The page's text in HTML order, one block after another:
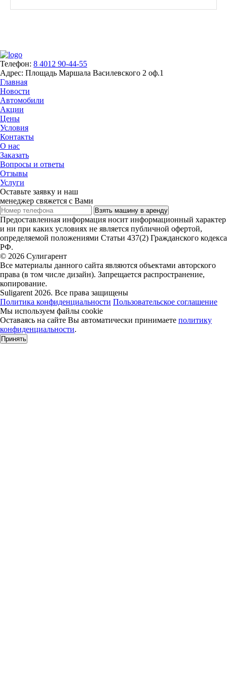
Телефон: 8 4012 90-44-55
Адрес: Площадь Маршала Василевского 2 оф.1
Главная
Новости
Автомобили
Акции
Цены
Условия
Контакты
О нас
Заказать
Вопросы и ответы
Отзывы
Услуги
Оставьте заявку и наш
менеджер свяжется с Вами
Взять машину в аренду
Предоставленная информация носит информационный характер
и ни при каких условиях не является публичной офертой,
определяемой положениями Статьи 437(2) Гражданского кодекса
РФ.
© 2026 Сулигарент
Все материалы данного сайта являются объектами авторского
права (в том числе дизайн). Запрещается распространение,
копирование.
Suligarent 2026. Все права защищены
Политика конфиденциальности Пользовательское соглашение
Мы используем файлы cookie
Оставаясь на сайте Вы автоматически принимаете политику
конфиденциальности.
Принять